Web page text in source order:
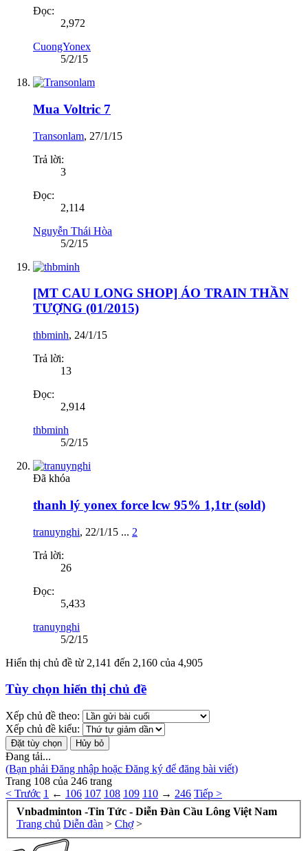
Đọc:
2,972
CuongYonex
5/2/15
Mua Voltric 7
Transonlam, 27/1/15
Trả lời:
3
Đọc:
2,114
Nguyễn Thái Hòa
5/2/15
[MT CAU LONG SHOP] ÁO TRAIN THẦN
TƯỢNG (01/2015)
thbminh, 24/1/15
Trả lời:
13
Đọc:
2,914
thbminh
5/2/15
Đã khóa
thanh lý yonex force lcw 95% 1,1tr (sold)
tranuynghi, 22/1/15 ... 2
Trả lời:
26
Đọc:
5,433
tranuynghi
5/2/15
Hiển thị chủ đề từ 2,141 đến 2,160 của 4,905
Tùy chọn hiển thị chủ đề
Xếp chủ đề theo:
Xếp chủ đề kiểu:
Đang tải...
(Bạn phải Đăng nhập hoặc Đăng ký để đăng bài viết)
Trang 108 của 246 trang
< Trước 1 ← 106 107 108 109 110 → 246 Tiếp >
Vnbadminton -Tin Tức - Diễn Đàn Cầu Lông Việt Nam
Trang chủ Diễn đàn > Chợ >